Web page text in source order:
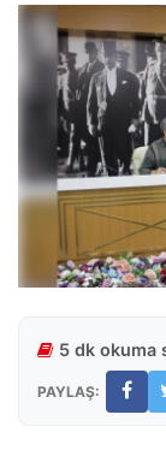
5 dk okuma
PAYLAŞ: